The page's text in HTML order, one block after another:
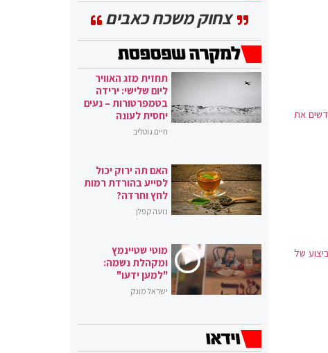
את
של
צחוק משכח כאבים
תחזית מזג האוויר
ליום שלישי: ירידה
בטמפרטורות – נעים
יחסית לעונה
חיים גוטליב
האם תה ירוק יכול
לסייע בהורדת רמות
לחץ וחרדה?
נועה קפלן
מוטי שטיינמץ
ומקהלת נשמה:
"למען ידעו"
ישראל מונק